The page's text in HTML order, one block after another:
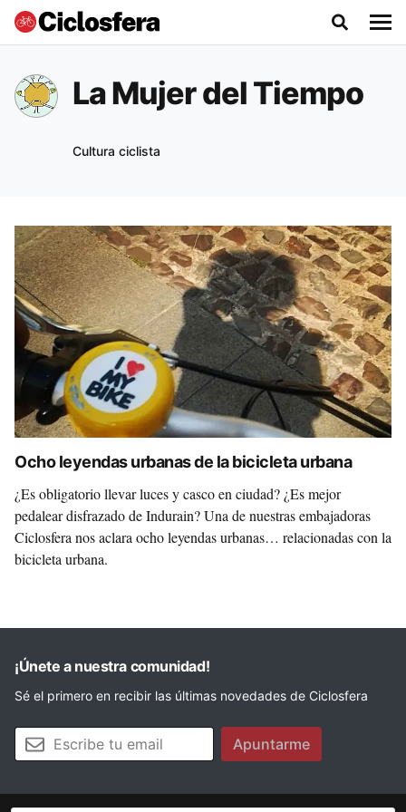
La Mujer del Tiempo
Cultura ciclista
Ocho leyendas urbanas de la bicicleta urbana
¿Es obligatorio llevar luces y casco en ciudad? ¿Es mejor
pedalear disfrazado de Indurain? Una de nuestras embajadoras
Ciclosfera nos aclara ocho leyendas urbanas… relacionadas con la
bicicleta urbana.
¡Únete a nuestra comunidad!
Sé el primero en recibir las últimas novedades de Ciclosfera
Tu email Apuntarme